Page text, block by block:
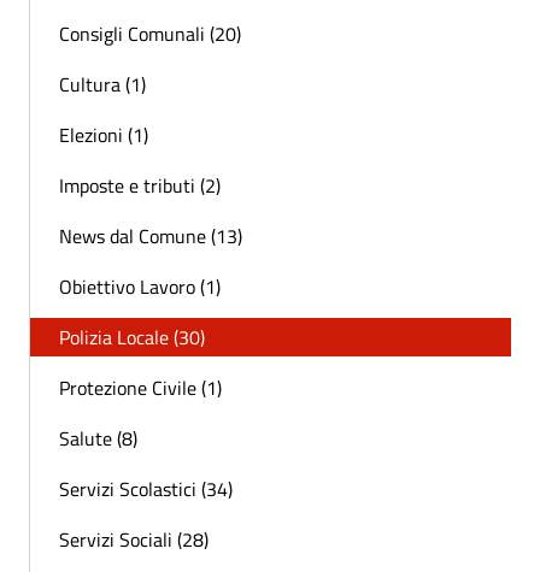
Consigli Comunali (20)
Cultura (1)
Elezioni (1)
Imposte e tributi (2)
News dal Comune (13)
Obiettivo Lavoro (1)
Polizia Locale (30)
Protezione Civile (1)
Salute (8)
Servizi Scolastici (34)
Servizi Sociali (28)